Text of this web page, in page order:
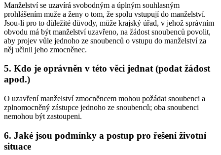
Manželství se uzavírá svobodným a úplným souhlasným
prohlášením muže a ženy o tom, že spolu vstupují do manželství.
Jsou-li pro to důležité důvody, může krajský úřad, v jehož správním
obvodu má být manželství uzavřeno, na žádost snoubenců povolit,
aby projev vůle jednoho ze snoubenců o vstupu do manželství za
něj učinil jeho zmocněnec.
5. Kdo je oprávněn v této věci jednat (podat žádost
apod.)
O uzavření manželství zmocněncem mohou požádat snoubenci a
zplnomocněný zástupce jednoho ze snoubenců; oba snoubenci
nemohou být zastoupeni.
6. Jaké jsou podmínky a postup pro řešení životní
situace